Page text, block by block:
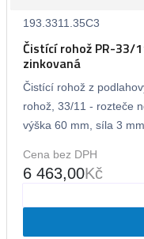
193.3311.35C3
Čistící rohož PR-33/
zinkovaná
Čistící rohož z
rohož, 33/11 - rozteče
výška 60 mm, síla 3 mm,
Cena bez DPH
6 463,00Kč